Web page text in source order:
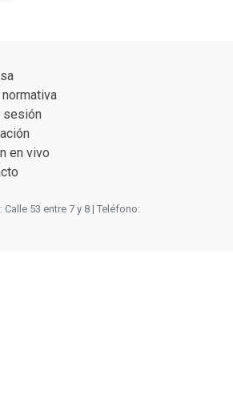
sesión
en vivo
53 entre 7 y 8 | Teléfono: